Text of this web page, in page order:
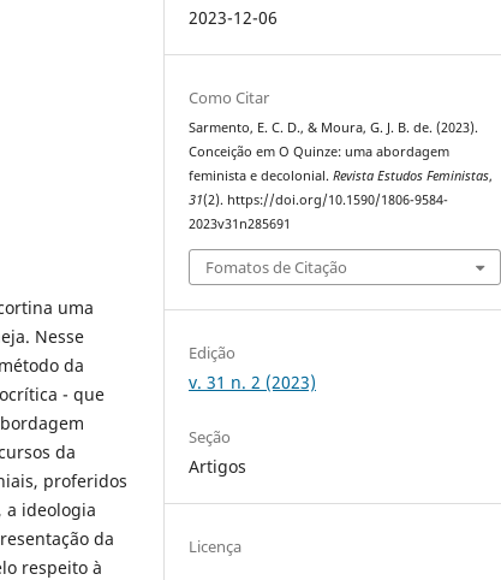
uma
Nesse
da
- que
da
proferidos
a ideologia
da
respeito à
2023-12-06
Como Citar
Sarmento, E. C. D., & Moura, G. J. B. de. (2023).
Conceição em O Quinze: uma abordagem
feminista e decolonial.Revista Estudos Feministas,
31(2). https://doi.org/10.1590/1806-9584-
2023v31n285691
Fomatos de Citação
Edição
v. 31 n. 2 (2023)
Seção
Artigos
Licença